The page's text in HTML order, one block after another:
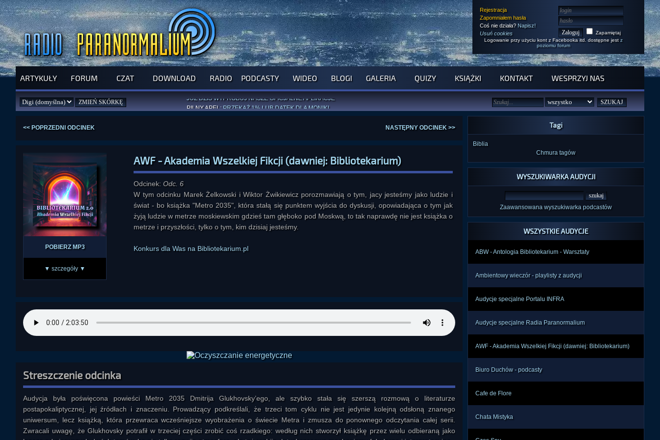
Rejestracja
Zapomniałem hasła
Coś nie działa? Napisz!
Usuń cookies
Zapamiętaj
Logowanie przy użyciu kont z Facebooka itd. dostępne jest z
poziomu forum
ARTYKUŁY FORUM CZAT DOWNLOAD RADIO PODCASTY WIDEO BLOGI GALERIA QUIZY KSIĄŻKI KONTAKT WESPRZYJ NAS
SPRAWDŹ PROGRAM NA NAJBLIŻSZY TYDZIEŃ
PILNY APEL: PRZEKAŻ 1% LUB DATEK DLA MONIKI
<< POPRZEDNI ODCINEK NASTĘPNY ODCINEK >>
POBIERZ MP3
▼ szczegóły ▼
AWF - Akademia Wszelkiej Fikcji (dawniej: Bibliotekarium)
Odcinek: Odc. 6
W tym odcinku Marek Żelkowski i Wiktor Żwikiewicz porozmawiają o tym, jacy jesteśmy jako ludzie i
świat - bo książka "Metro 2035", która stałą się punktem wyjścia do dyskusji, opowiadająca o tym jak
żyją ludzie w metrze moskiewskim gdzieś tam głęboko pod Moskwą, to tak naprawdę nie jest książka o
metrze i przyszłości, tylko o tym, kim dzisiaj jesteśmy.
Konkurs dla Was na Bibliotekarium.pl
Streszczenie odcinka
Audycja była poświęcona powieści Metro 2035 Dmitrija Glukhovsky’ego, ale szybko stała się szerszą rozmową o literaturze
postapokaliptycznej, jej źródłach i znaczeniu. Prowadzący podkreślali, że trzeci tom cyklu nie jest jedynie kolejną odsłoną znanego
uniwersum, lecz książką, która przewraca wcześniejsze wyobrażenia o świecie Metra i zmusza do ponownego odczytania całej serii.
Zwracali uwagę, że Glukhovsky potrafił w trzeciej części zrobić coś rzadkiego: według nich stworzył książkę przez wielu odbieraną jako
Tagi
Biblia
Chmura tagów
WYSZUKIWARKA AUDYCJI
Zaawansowana wyszukiwarka podcastów
WSZYSTKIE AUDYCJE
ABW - Antologia Bibliotekarium - Warsztaty
Ambientowy wieczór - playlisty z audycji
Audycje specjalne Portalu INFRA
Audycje specjalne Radia Paranormalium
AWF - Akademia Wszelkiej Fikcji (dawniej: Bibliotekarium)
Biuro Duchów - podcasty
Cafe de Flore
Chata Mistyka